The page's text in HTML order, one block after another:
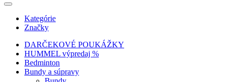
Kategórie
Značky
DARČEKOVÉ POUKÁŽKY
HUMMEL výpredaj %
Bedminton
Bundy a súpravy